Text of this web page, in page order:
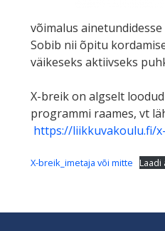
võimalus
Sobib nii õpitu
väikeseks aktiivseks
X-breik on algselt
programmi raames, vt
https://liikkuvakoulu.fi/
X-breik_imetaja või mitte Laadi